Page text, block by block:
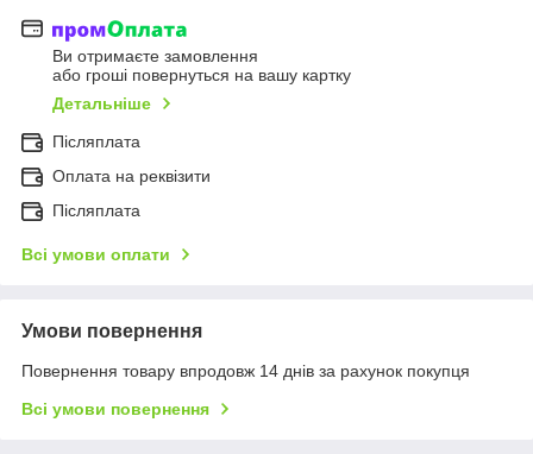
Ви отримаєте замовлення
або гроші повернуться на вашу картку
Детальніше
Післяплата
Оплата на реквізити
Післяплата
Всі умови оплати
Умови повернення
Повернення товару впродовж 14 днів за рахунок покупця
Всі умови повернення